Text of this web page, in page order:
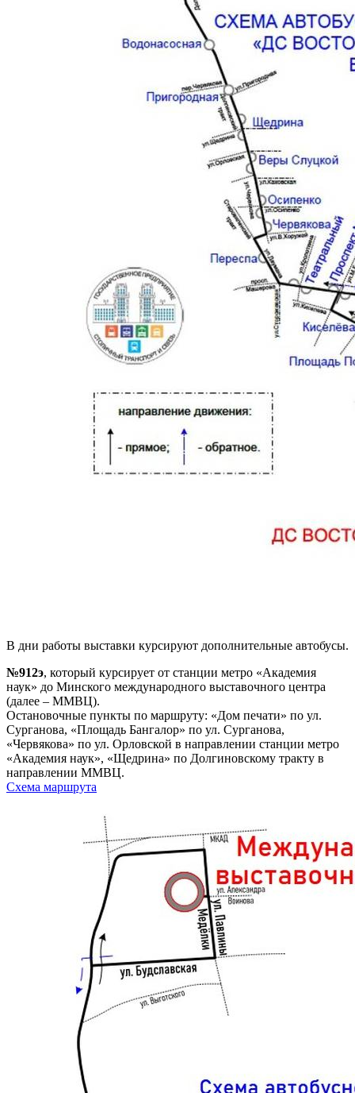
В дни работы выставки курсируют дополнительные автобусы.
№912э, который курсирует от станции метро «Академия
наук» до Минского международного выставочного центра
(далее – ММВЦ).
Остановочные пункты по маршруту: «Дом печати» по ул.
Сурганова, «Площадь Бангалор» по ул. Сурганова,
«Червякова» по ул. Орловской в направлении станции метро
«Академия наук», «Щедрина» по Долгиновскому тракту в
направлении ММВЦ.
Схема маршрута